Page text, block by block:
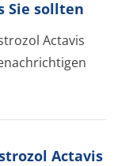
Sie sollten
Actavis
Actavis